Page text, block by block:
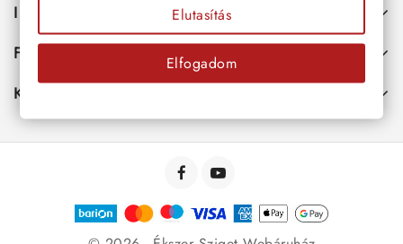
Információk
Fiókod
Kapcsolat
Elutasítás
Elfogadom